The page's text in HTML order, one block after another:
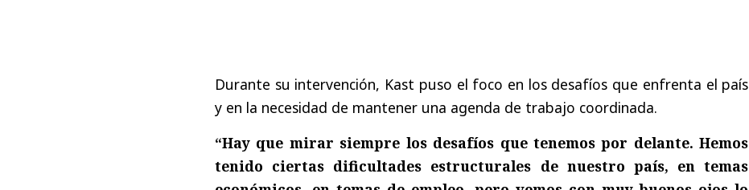
Durante su intervención, Kast puso el foco en los desafíos que enfrenta el país
y en la necesidad de mantener una agenda de trabajo coordinada.
“Hay que mirar siempre los desafíos que tenemos por delante. Hemos
tenido ciertas dificultades estructurales de nuestro país, en temas